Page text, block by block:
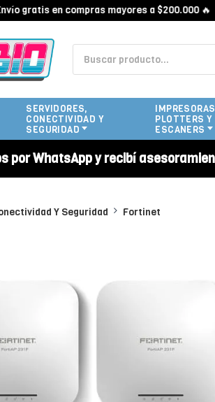
gratis en compras mayores a $200.000 🔥
SERVIDORES,
CONECTIVIDAD Y
SEGURIDAD
PLOTTERS Y
ESCANERS
por WhatsApp y recibí
Y Seguridad Fortinet